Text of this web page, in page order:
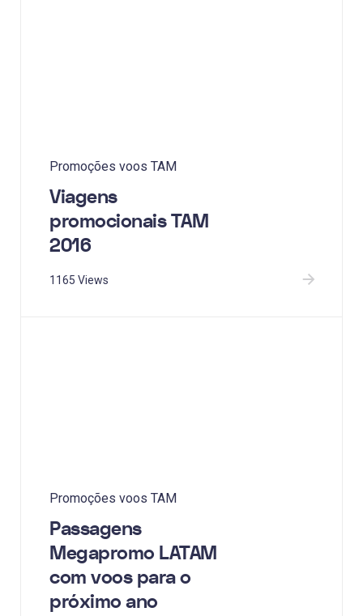
Promoções voos TAM
Viagens
promocionais TAM
2016
1165 Views
Promoções voos TAM
Passagens
Megapromo LATAM
com voos para o
próximo ano